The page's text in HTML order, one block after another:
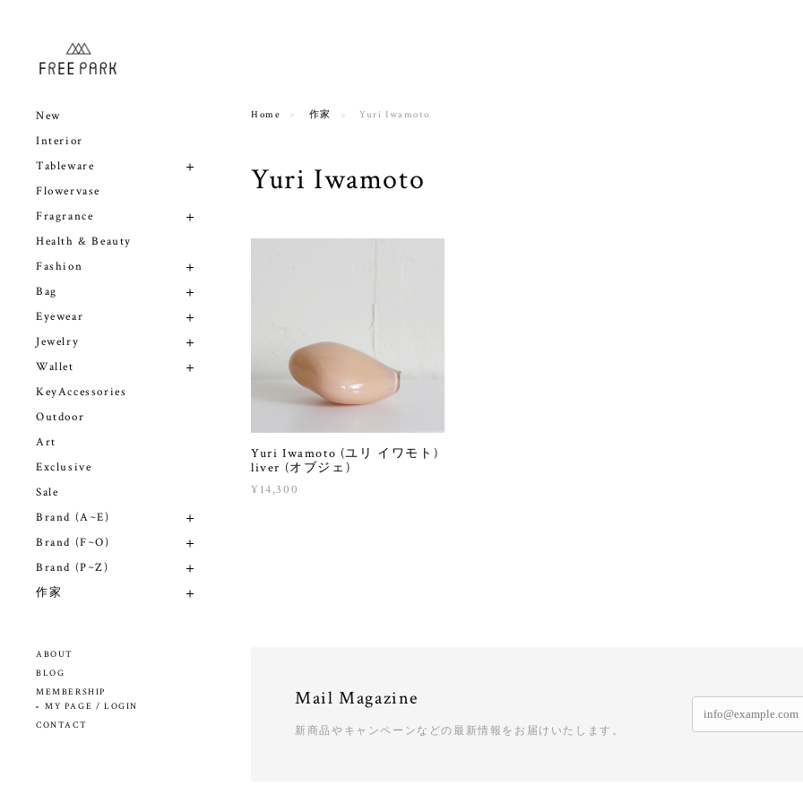
New
Interior
Tableware
Flowervase
Fragrance
Health & Beauty
Fashion
Bag
Eyewear
Jewelry
Wallet
KeyAccessories
Outdoor
Art
Exclusive
Sale
Brand (A~E)
Brand (F~O)
Brand (P~Z)
作家
ABOUT
BLOG
MEMBERSHIP
MY PAGE / LOGIN
CONTACT
Home 作家 Yuri Iwamoto
Yuri Iwamoto
Yuri Iwamoto (ユリ イワモト)
liver (オブジェ)
¥14,300
Mail Magazine
新商品やキャンペーンなどの最新情報をお届けいたします。